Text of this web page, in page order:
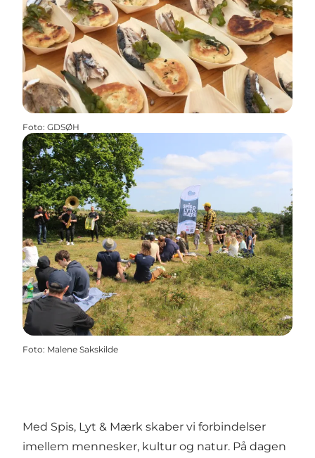
Foto: GDSØH
Foto: Malene Sakskilde
Med Spis, Lyt & Mærk skaber vi forbindelser
imellem mennesker, kultur og natur. På dagen